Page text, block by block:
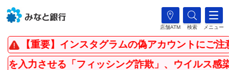
店舗ATM 検索 メニュー
【重要】インスタグラムの偽アカウントにご注意
力させる「フィッシング詐欺」、ウイルス感染を